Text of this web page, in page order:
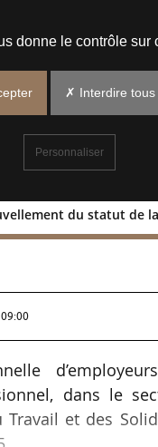
du statut de la
:
dans le
et des
donne le contrôle sur
✗ Interdire tous
Personnaliser